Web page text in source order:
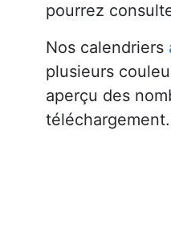
pourrez
Nos calendriers
plusieurs
aperçu des
téléchargement.